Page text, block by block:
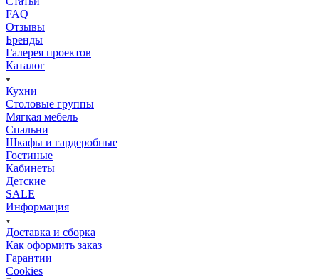
FAQ
Отзывы
Бренды
Галерея проектов
Каталог
Кухни
Столовые группы
Мягкая мебель
Спальни
Шкафы и гардеробные
Гостиные
Кабинеты
Детские
SALE
Информация
Доставка и сборка
Как оформить заказ
Гapaнтии
Cookies